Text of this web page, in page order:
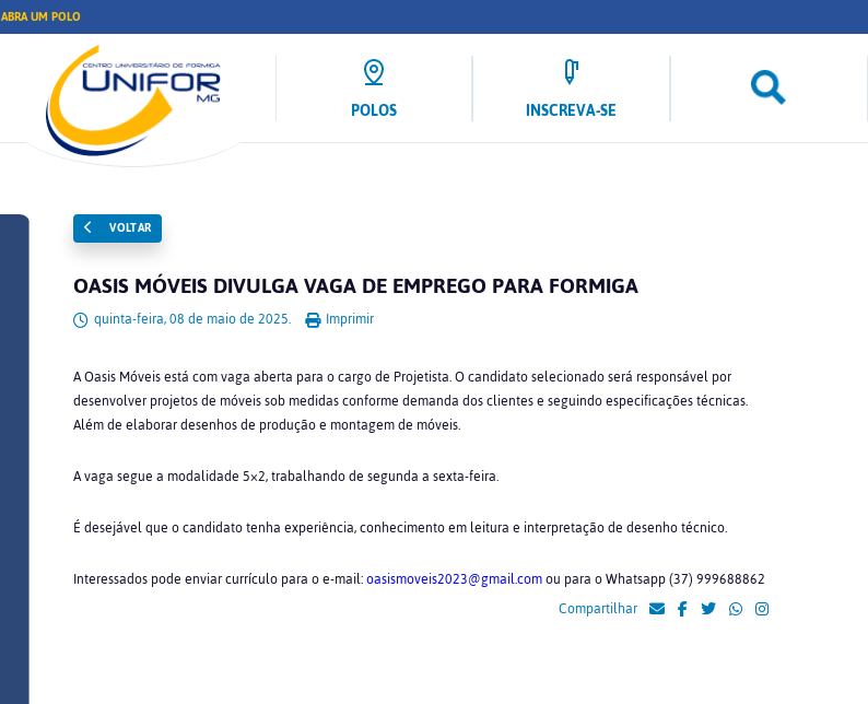
ABRA UM POLO
POLOS INSCREVA-SE
VOLTAR
OASIS MÓVEIS DIVULGA VAGA DE EMPREGO PARA FORMIGA
quinta-feira, 08 de maio de 2025. Imprimir
A Oasis Móveis está com vaga aberta para o cargo de Projetista. O candidato selecionado será responsável por
desenvolver projetos de móveis sob medidas conforme demanda dos clientes e seguindo especificações técnicas.
Além de elaborar desenhos de produção e montagem de móveis.
A vaga segue a modalidade 5×2, trabalhando de segunda a sexta-feira.
É desejável que o candidato tenha experiência, conhecimento em leitura e interpretação de desenho técnico.
Interessados pode enviar currículo para o e-mail:oasismoveis2023@gmail.comou para o Whatsapp (37) 999688862
Compartilhar